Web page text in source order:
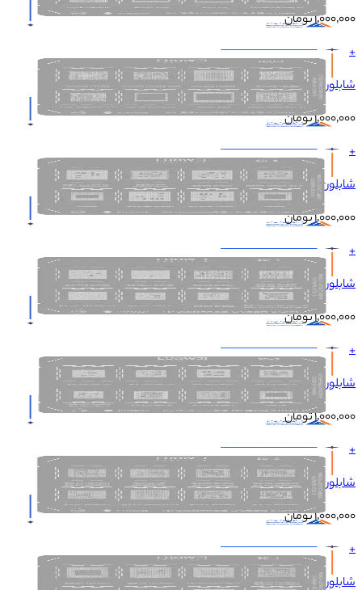
۱٬۰۰۰٬۰۰۰تومان
+
شابلون LUOWEI KIRIN HIU-1 CPU
۱٬۰۰۰٬۰۰۰تومان
+
شابلون LUOWEI QUALCOMM SD-5 CPU
۱٬۰۰۰٬۰۰۰تومان
+
شابلون LUOWEI QUALCOMM SD-4 CPU
۱٬۰۰۰٬۰۰۰تومان
+
شابلون LUOWEI QUALCOMM SD-3 CPU
۱٬۰۰۰٬۰۰۰تومان
+
شابلون LUOWEI QUALCOMM SD-2 CPU
۱٬۰۰۰٬۰۰۰تومان
+
شابلون LUOWEI QUALCOMM SD-1 CPU